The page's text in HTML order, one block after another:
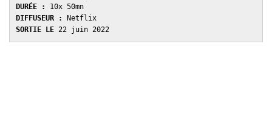
DURÉE :
DIFFUSEUR :
SORTIE LE 22 juin 2022